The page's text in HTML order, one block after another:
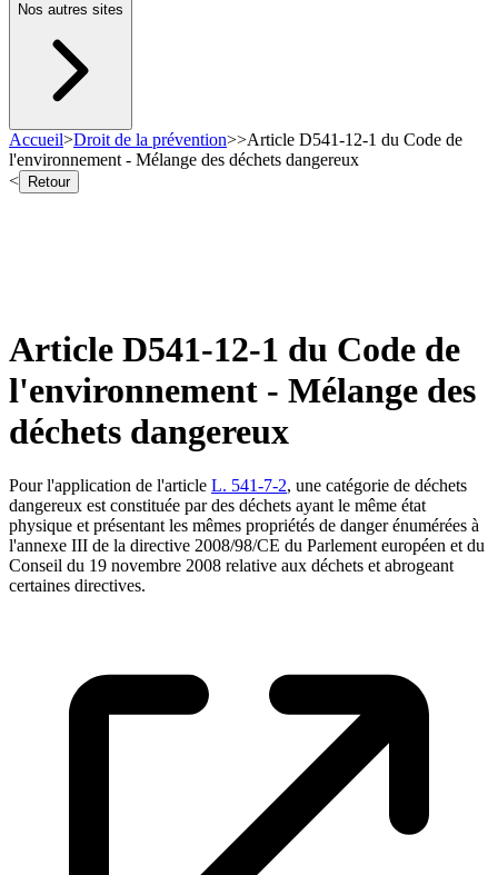
Nos autres sites
Accueil>Droit de la prévention>>Article D541-12-1 du Code de
l'environnement - Mélange des déchets dangereux
<
Retour
Article D541-12-1 du Code de
l'environnement - Mélange des
déchets dangereux
Pour l'application de l'article L. 541-7-2, une catégorie de déchets
dangereux est constituée par des déchets ayant le même état
physique et présentant les mêmes propriétés de danger énumérées à
l'annexe III de la directive 2008/98/CE du Parlement européen et du
Conseil du 19 novembre 2008 relative aux déchets et abrogeant
certaines directives.